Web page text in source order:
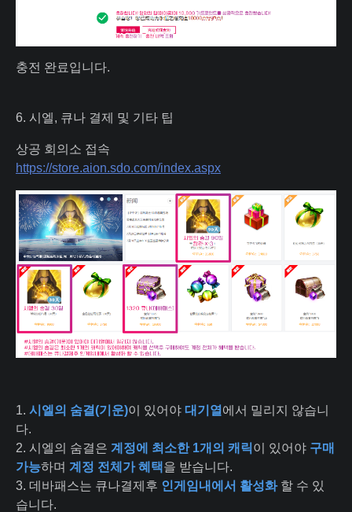
충전 완료입니다.
6. 시엘, 큐나 결제 및 기타 팁
상공 회의소 접속
https://store.aion.sdo.com/index.aspx
1. 시엘의 숨결(기운)이 있어야 대기열 에서 밀리지 않습니
다.
2. 시엘의 숨결은 계정에 최소한 1개의 캐릭이 있어야 구매
가능하며 계정 전체가 혜택을 받습니다.
3. 데바패스는 큐나결제후 인게임내에서 활성화할 수 있
습니다.